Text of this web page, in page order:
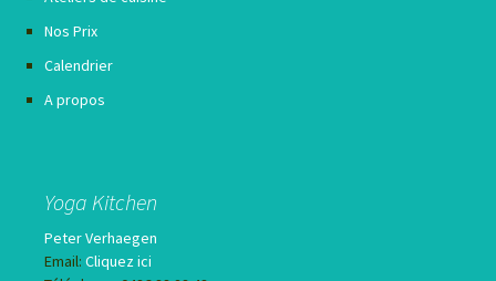
Nos Prix
Calendrier
A propos
Yoga Kitchen
Peter Verhaegen
Email: Cliquez ici